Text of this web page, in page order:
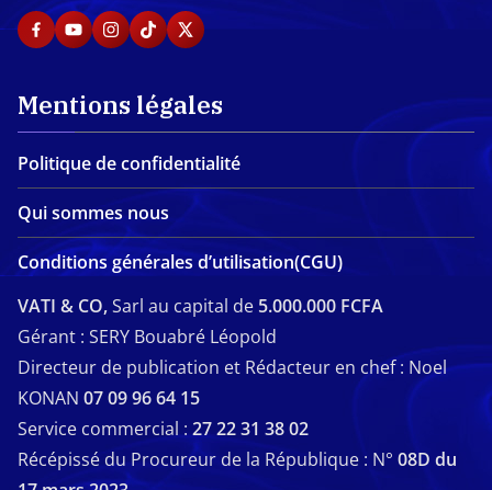
Mentions légales
Politique de confidentialité
Qui sommes nous
Conditions générales d’utilisation(CGU)
VATI & CO,Sarl au capital de 5.000.000 FCFA
Gérant : SERY Bouabré Léopold
Directeur de publication et Rédacteur en chef : Noel
KONAN 07 09 96 64 15
Service commercial : 27 22 31 38 02
Récépissé du Procureur de la République : N° 08D du